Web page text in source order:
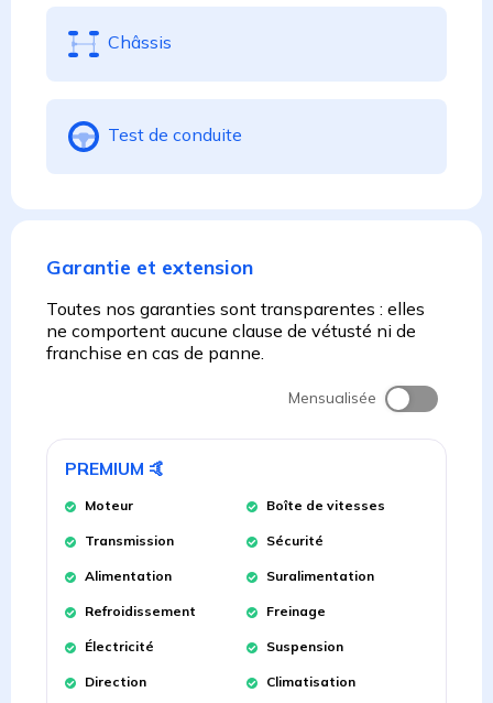
Châssis
Test de conduite
Garantie et extension
Toutes nos garanties sont transparentes : elles
ne comportent aucune clause de vétusté ni de
franchise en cas de panne.
Mensualisée
PREMIUM 🤙
Moteur Boîte de vitesses
Transmission Sécurité
Alimentation Suralimentation
Refroidissement Freinage
Électricité Suspension
Direction Climatisation